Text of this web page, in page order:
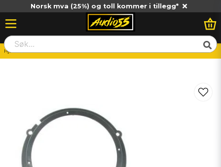
Norsk mva (25%) og toll kommer i tillegg*
Hjem DBVOX RAM-20.603